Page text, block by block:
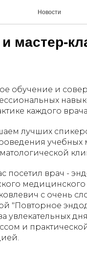
Новости
мастер-
обучение и
каждого
лучших
учебных
посетил врач -
медицинского
с очень
"Повторное
увлекательных
и